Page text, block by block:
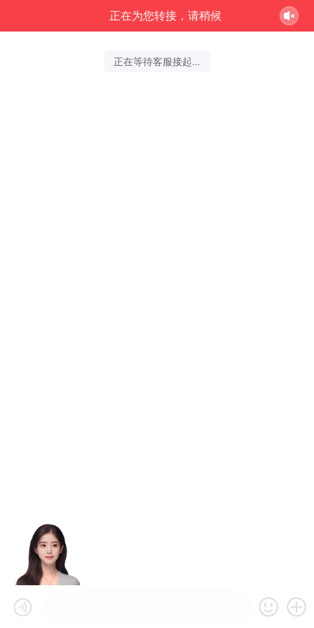
正在为您转接，请稍候
正在等待客服接起...